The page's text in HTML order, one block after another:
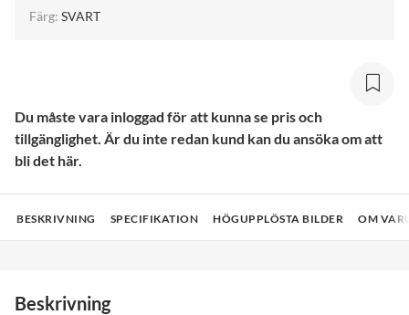
Färg: SVART
Du måste vara inloggad för att kunna se pris och
tillgänglighet. Är du inte redan kund kan du ansöka om att
bli det här.
BESKRIVNING SPECIFIKATION HÖGUPPLÖSTA BILDER OM
Beskrivning